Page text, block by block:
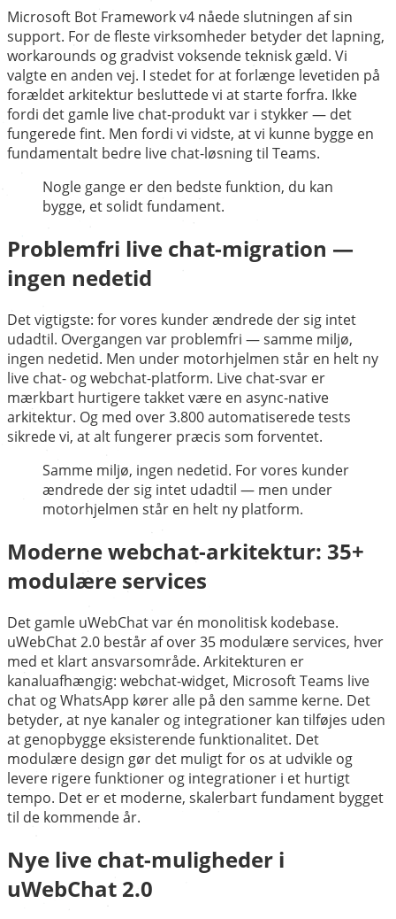
Microsoft Bot Framework v4 nåede slutningen af sin
support. For de fleste virksomheder betyder det lapning,
workarounds og gradvist voksende teknisk gæld. Vi
valgte en anden vej. I stedet for at forlænge levetiden på
forældet arkitektur besluttede vi at starte forfra. Ikke
fordi det gamle live chat-produkt var i stykker — det
fungerede fint. Men fordi vi vidste, at vi kunne bygge en
fundamentalt bedre live chat-løsning til Teams.
Nogle gange er den bedste funktion, du kan
bygge, et solidt fundament.
Problemfri live chat-migration —
ingen nedetid
Det vigtigste: for vores kunder ændrede der sig intet
udadtil. Overgangen var problemfri — samme miljø,
ingen nedetid. Men under motorhjelmen står en helt ny
live chat- og webchat-platform. Live chat-svar er
mærkbart hurtigere takket være en async-native
arkitektur. Og med over 3.800 automatiserede tests
sikrede vi, at alt fungerer præcis som forventet.
Samme miljø, ingen nedetid. For vores kunder
ændrede der sig intet udadtil — men under
motorhjelmen står en helt ny platform.
Moderne webchat-arkitektur: 35+
modulære services
Det gamle uWebChat var én monolitisk kodebase.
uWebChat 2.0 består af over 35 modulære services, hver
med et klart ansvarsområde. Arkitekturen er
kanaluafhængig: webchat-widget, Microsoft Teams live
chat og WhatsApp kører alle på den samme kerne. Det
betyder, at nye kanaler og integrationer kan tilføjes uden
at genopbygge eksisterende funktionalitet. Det
modulære design gør det muligt for os at udvikle og
levere rigere funktioner og integrationer i et hurtigt
tempo. Det er et moderne, skalerbart fundament bygget
til de kommende år.
Nye live chat-muligheder i
uWebChat 2.0